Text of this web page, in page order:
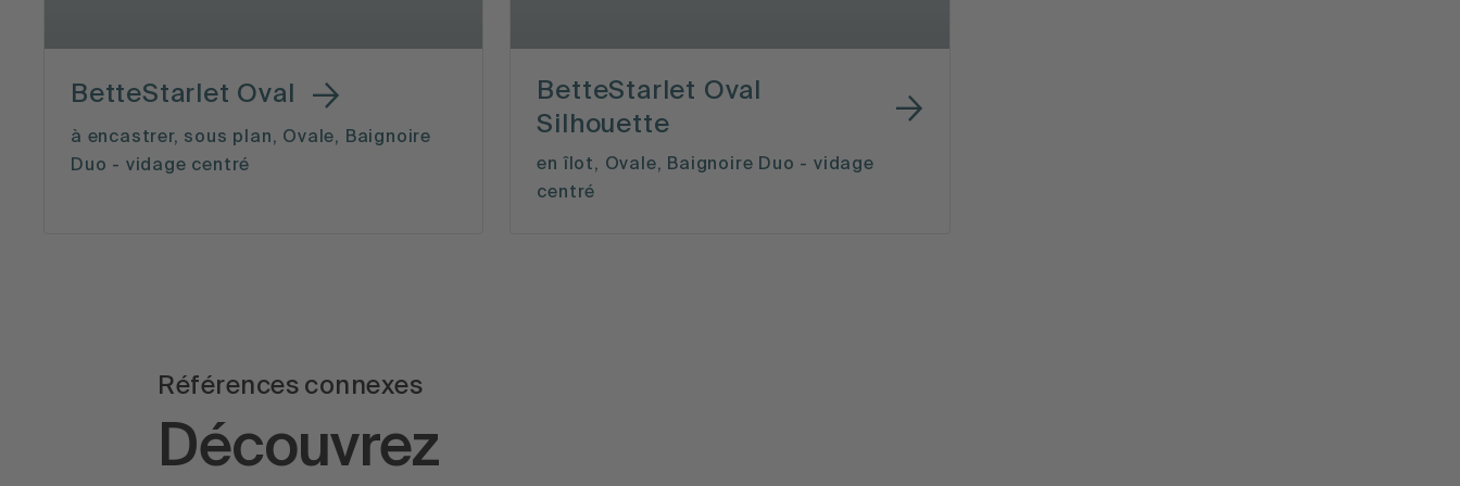
BetteStarlet Oval
à encastrer, sous plan, Ovale, Baignoire
Duo - vidage centré
BetteStarlet Oval
Silhouette
en îlot, Ovale, Baignoire Duo - vidage
centré
Références connexes
Découvrez